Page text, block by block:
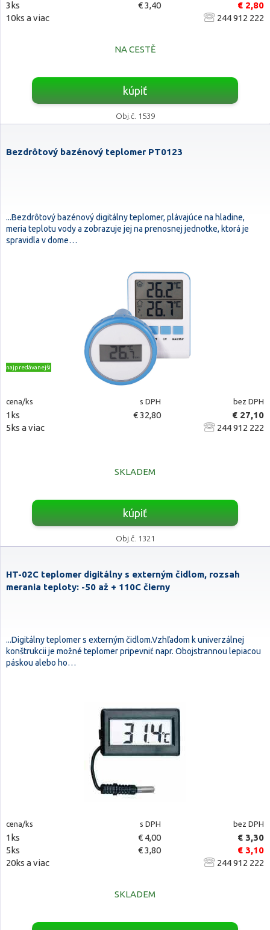
3ks € 3,40
€ 2,80
10ks a viac
244 912 222
NA CESTĚ
kúpiť
Obj.č. 1539
Bezdrôtový bazénový teplomer PT0123
...Bezdrôtový bazénový digitálny teplomer, plávajúce na hladine,
meria teplotu vody a zobrazuje jej na prenosnej jednotke, ktorá je
spravidla v dome…
najpredávanejšie
cena/ks s DPH bez DPH
1ks € 32,80
€ 27,10
5ks a viac
244 912 222
SKLADEM
kúpiť
Obj.č. 1321
HT-02C teplomer digitálny s externým čidlom, rozsah
merania teploty: -50 až + 110C čierny
...Digitálny teplomer s externým čidlom.Vzhľadom k univerzálnej
konštrukcii je možné teplomer pripevniť napr. Obojstrannou lepiacou
páskou alebo ho…
cena/ks s DPH bez DPH
1ks € 4,00
€ 3,30
5ks
€ 3,80
€ 3,10
20ks a viac
244 912 222
SKLADEM